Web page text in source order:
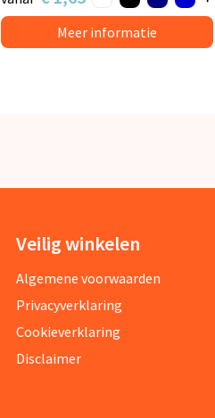
Meer informatie
Veilig winkelen
Algemene voorwaarden
Privacyverklaring
Cookieverklaring
Disclaimer